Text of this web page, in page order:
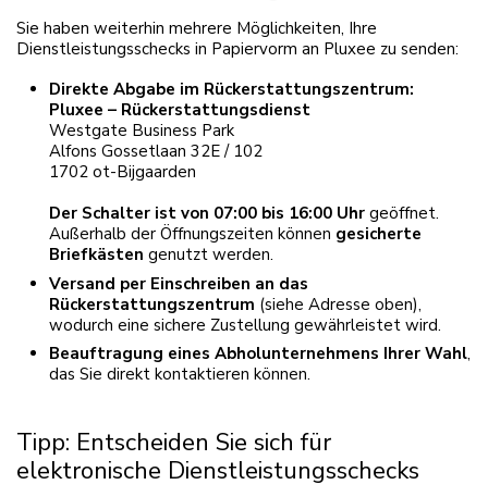
Sie haben weiterhin mehrere Möglichkeiten, Ihre
Dienstleistungsschecks in Papiervorm an Pluxee zu senden:
Direkte Abgabe im Rückerstattungszentrum:
Pluxee – Rückerstattungsdienst
Westgate Business Park
Alfons Gossetlaan 32E / 102
1702 ot-Bijgaarden
Der Schalter ist von 07:00 bis 16:00 Uhr geöffnet.
Außerhalb der Öffnungszeiten können gesicherte
Briefkästen genutzt werden.
Versand per Einschreiben an das
Rückerstattungszentrum (siehe Adresse oben),
wodurch eine sichere Zustellung gewährleistet wird.
Beauftragung eines Abholunternehmens Ihrer Wahl,
das Sie direkt kontaktieren können.
Tipp: Entscheiden Sie sich für
elektronische Dienstleistungsschecks